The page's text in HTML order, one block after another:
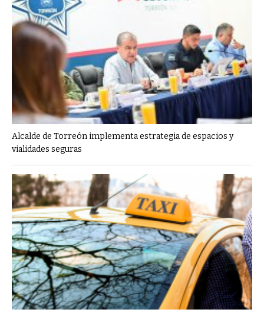
Alcalde de Torreón implementa estrategia de espacios y
vialidades seguras